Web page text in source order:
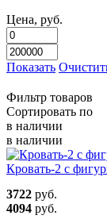
Цена, руб.
Показать
Фильтр товаров
Сортировать по
в наличии
в наличии
Кровать-2 с
3722 руб.
4094 руб.